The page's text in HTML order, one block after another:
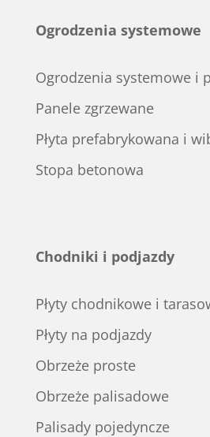
Ogrodzenia systemowe
Ogrodzenia systemowe i
Panele zgrzewane
Płyta prefabrykowana i
Stopa betonowa
Chodniki i podjazdy
Płyty chodnikowe i
Płyty na podjazdy
Obrzeże proste
Obrzeże palisadowe
Palisady pojedyncze